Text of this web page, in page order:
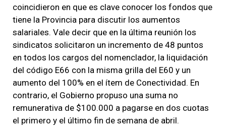
coincidieron en que es clave conocer los fondos que
tiene la Provincia para discutir los aumentos
salariales. Vale decir que en la última reunión los
sindicatos solicitaron un incremento de 48 puntos
en todos los cargos del nomenclador, la liquidación
del código E66 con la misma grilla del E60 y un
aumento del 100% en el ítem de Conectividad. En
contrario, el Gobierno propuso una suma no
remunerativa de $100.000 a pagarse en dos cuotas
el primero y el último fin de semana de abril.